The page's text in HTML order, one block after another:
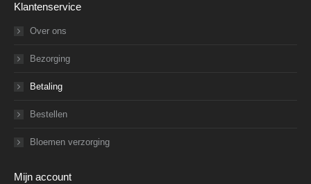
Klantenservice
Over ons
Bezorging
Betaling
Bestellen
Bloemen verzorging
Mijn account